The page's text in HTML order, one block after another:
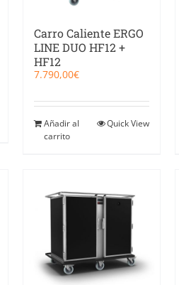
Carro Caliente ERGO
LINE DUO HF12 +
HF12
7.790,00€
Añadir al
carrito
Quick View